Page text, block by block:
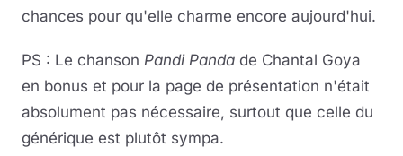
chances pour qu'elle charme encore aujourd'hui.
PS : Le chanson Pandi Panda de Chantal Goya
en bonus et pour la page de présentation n'était
absolument pas nécessaire, surtout que celle du
générique est plutôt sympa.